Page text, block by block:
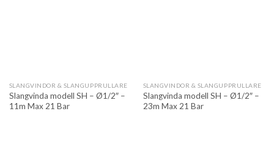
SLANGVINDOR & SLANGUPPRULLARE
Slangvinda modell SH – Ø1/2″ –
11m Max 21 Bar
SLANGVINDOR & SLANGUPPRULLARE
Slangvinda modell SH – Ø1/2″ –
23m Max 21 Bar